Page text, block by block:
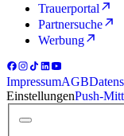
Trauerportal
Partnersuche
Werbung
ImpressumAGB
EinstellungenPush-